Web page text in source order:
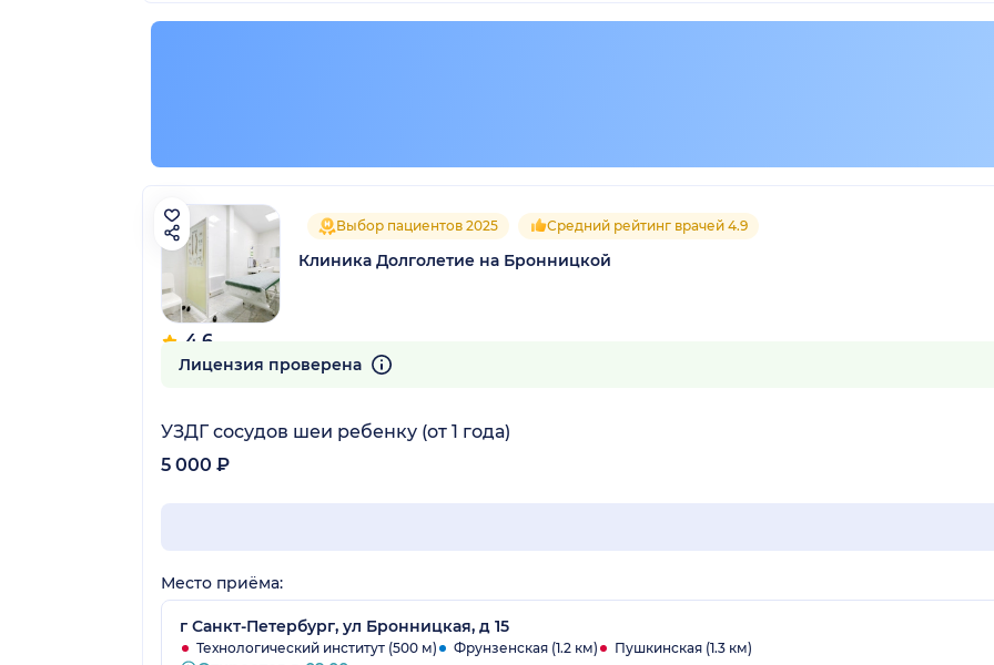
4.6
151 отзыв
Выбор пациентов 2025 Средний рейтинг врачей 4.9
Клиника Долголетие на Бронницкой
Лицензия проверена
УЗДГ сосудов шеи ребенку (от 1 года)
5 000 ₽
Место приёма:
г Санкт-Петербург, ул Бронницкая, д 15
Технологический институт (500 м) Фрунзенская (1.2 км) Пушкинская (1.3 км)